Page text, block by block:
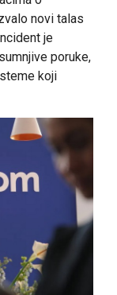
novi talas
je
poruke,
koji